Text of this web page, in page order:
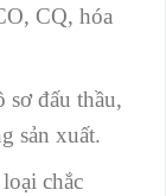
CQ, hóa
đấu thầu,
sản xuất.
chắc